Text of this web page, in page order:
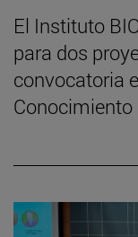
El Instituto
para dos
convocatoria